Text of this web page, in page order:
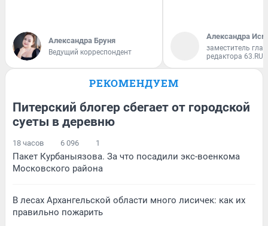
Александра Бруня
Ведущий корреспондент
Александра
заместитель
редактора 63.RU
РЕКОМЕНДУЕМ
Питерский блогер сбегает от городской
суеты в деревню
18 часов 6 096 1
Пакет Курбаныязова. За что посадили экс-военкома
Московского района
В лесах Архангельской области много лисичек: как их
правильно пожарить